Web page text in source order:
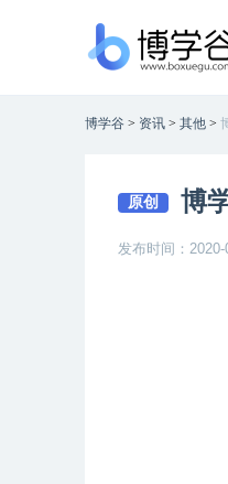
博学谷 > 资讯 > 其他 >
原创 博
发布时间：